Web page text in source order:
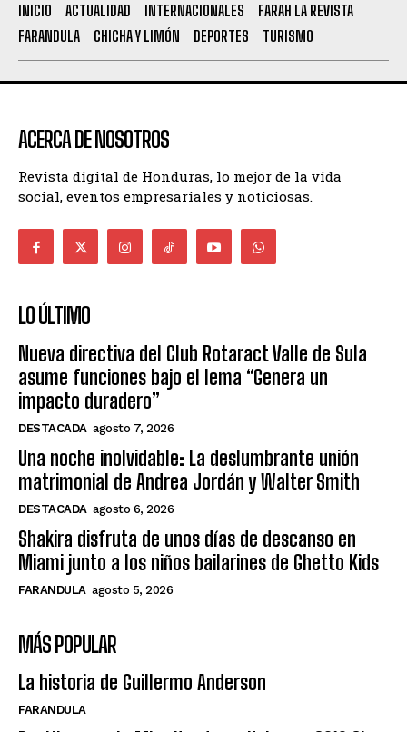
INICIO ACTUALIDAD INTERNACIONALES
FARAH LA REVISTA
FARANDULA
CHICHA Y LIMÓN DEPORTES TURISMO
ACERCA DE NOSOTROS
Revista digital de Honduras, lo mejor de la vida
social, eventos empresariales y noticiosas.
LO ÚLTIMO
Nueva directiva del Club Rotaract Valle de Sula
asume funciones bajo el lema “Genera un
impacto duradero”
DESTACADA agosto 7, 2026
Una noche inolvidable: La deslumbrante unión
matrimonial de Andrea Jordán y Walter Smith
DESTACADA agosto 6, 2026
Shakira disfruta de unos días de descanso en
Miami junto a los niños bailarines de Ghetto Kids
FARANDULA agosto 5, 2026
MÁS POPULAR
La historia de Guillermo Anderson
FARANDULA